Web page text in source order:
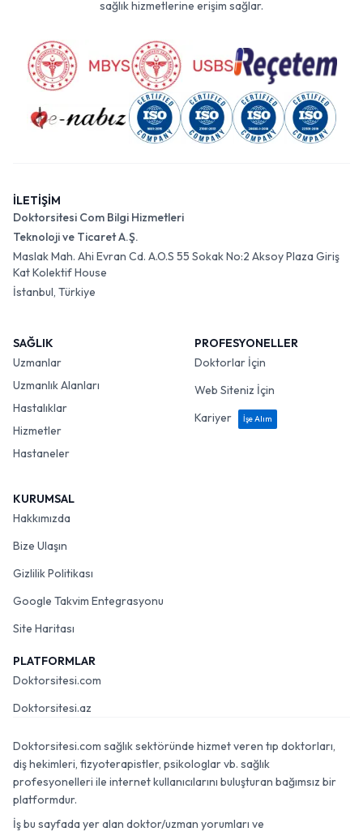
sağlık hizmetlerine erişim sağlar.
İLETİŞİM
Doktorsitesi Com Bilgi Hizmetleri
Teknoloji ve Ticaret A.Ş.
Maslak Mah. Ahi Evran Cd. A.O.S 55 Sokak No:2 Aksoy Plaza Giriş
Kat Kolektif House
İstanbul, Türkiye
SAĞLIK
Uzmanlar
Uzmanlık Alanları
Hastalıklar
Hizmetler
Hastaneler
PROFESYONELLER
Doktorlar İçin
Web Siteniz İçin
Kariyer
İşe Alım
KURUMSAL
Hakkımızda
Bize Ulaşın
Gizlilik Politikası
Google Takvim Entegrasyonu
Site Haritası
PLATFORMLAR
Doktorsitesi.com
Doktorsitesi.az
Doktorsitesi.com sağlık sektöründe hizmet veren tıp doktorları,
diş hekimleri, fizyoterapistler, psikologlar vb. sağlık
profesyonelleri ile internet kullanıcılarını buluşturan bağımsız bir
platformdur.
İş bu sayfada yer alan doktor/uzman yorumları ve